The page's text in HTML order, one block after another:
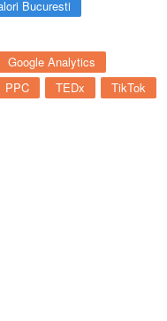
Bucuresti
Google Analytics
PPC TEDx
TikTok